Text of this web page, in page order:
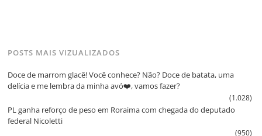
POSTS MAIS VIZUALIZADOS
Doce de marrom glacê! Você conhece? Não? Doce de batata, uma
delícia e me lembra da minha avó❤️, vamos fazer?
(1.028)
PL ganha reforço de peso em Roraima com chegada do deputado
federal Nicoletti
(950)